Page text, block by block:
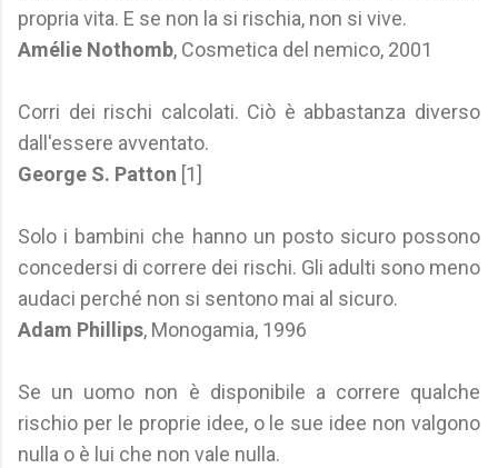
propria vita. E se non la si rischia, non si vive.
Amélie Nothomb, Cosmetica del nemico, 2001
Corri dei rischi calcolati. Ciò è abbastanza diverso
dall'essere avventato.
George S. Patton [1]
Solo i bambini che hanno un posto sicuro possono
concedersi di correre dei rischi. Gli adulti sono meno
audaci perché non si sentono mai al sicuro.
Adam Phillips, Monogamia, 1996
Se un uomo non è disponibile a correre qualche
rischio per le proprie idee, o le sue idee non valgono
nulla o è lui che non vale nulla.